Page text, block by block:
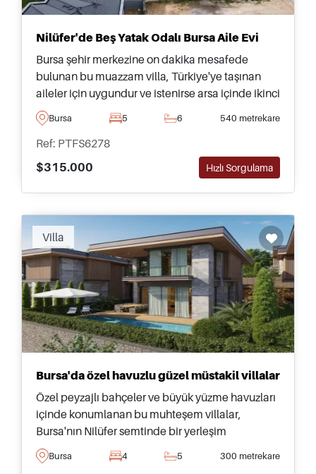
Nilüfer'de Beş Yatak Odalı Bursa Aile Evi
Bursa şehir merkezine on dakika mesafede
bulunan bu muazzam villa, Türkiye'ye taşınan
aileler için uygundur ve istenirse arsa içinde ikinci
bir ev inşa etmek için yeterli genişlikte araziye
sahiptir.
Bursa 5 6 540 metrekare
Ref: PTFS6278
$315.000
Hızlı Sorgulama
Recommended
Villa
Bursa'da özel havuzlu güzel müstakil villalar
Özel peyzajlı bahçeler ve büyük yüzme havuzları
içinde konumlanan bu muhteşem villalar,
Bursa'nın Nilüfer semtinde bir yerleşim
bölgesinde satılıktır ve Türkiye'ye taşınmayı
düşünenler için önerilmektedir.
Bursa 4 5 300 metrekare